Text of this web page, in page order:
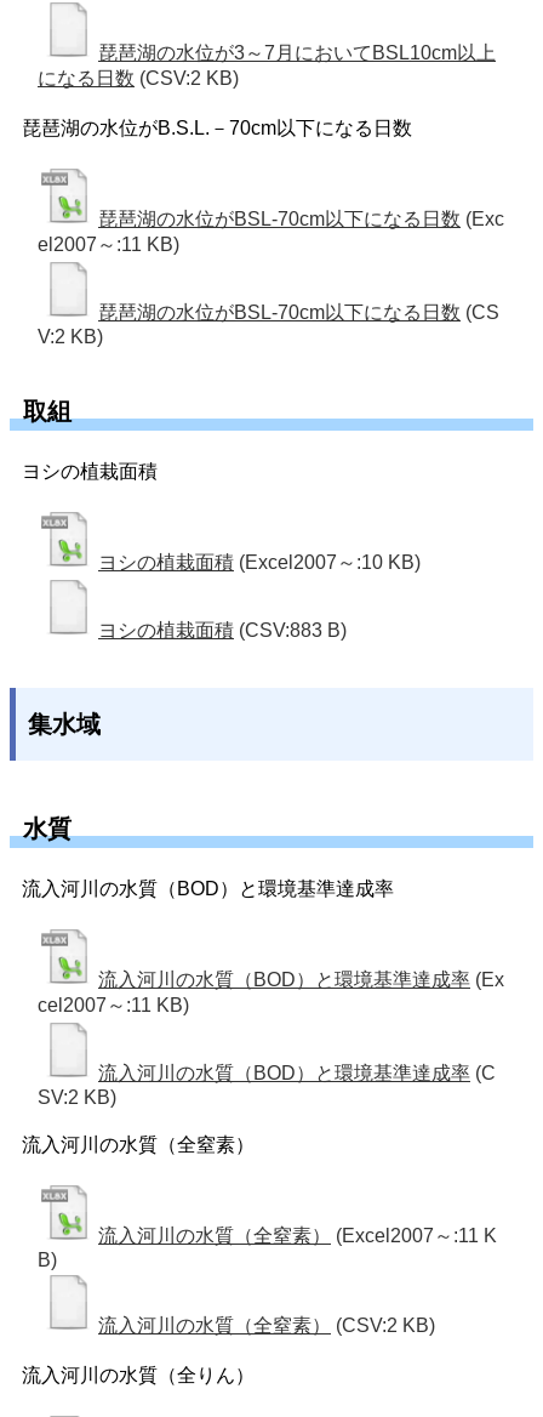
琵琶湖の水位が3～7月においてBSL10cm以上
になる日数 (CSV:2 KB)
琵琶湖の水位がB.S.L.－70cm以下になる日数
琵琶湖の水位がBSL-70cm以下になる日数 (Exc
el2007～:11 KB)
琵琶湖の水位がBSL-70cm以下になる日数 (CS
V:2 KB)
取組
ヨシの植栽面積
ヨシの植栽面積 (Excel2007～:10 KB)
ヨシの植栽面積 (CSV:883 B)
集水域
水質
流入河川の水質（BOD）と環境基準達成率
流入河川の水質（BOD）と環境基準達成率 (Ex
cel2007～:11 KB)
流入河川の水質（BOD）と環境基準達成率 (C
SV:2 KB)
流入河川の水質（全窒素）
流入河川の水質（全窒素）
(Excel2007～:11 K
B)
流入河川の水質（全窒素） (CSV:2 KB)
流入河川の水質（全りん）